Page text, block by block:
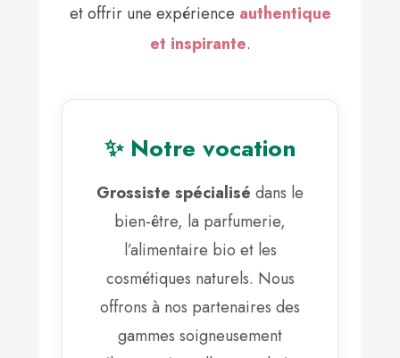
et offrir une expérience authentique
et inspirante.
✨ Notre vocation
Grossiste spécialisé dans le
bien-être, la parfumerie,
l’alimentaire bio et les
cosmétiques naturels. Nous
offrons à nos partenaires des
gammes soigneusement